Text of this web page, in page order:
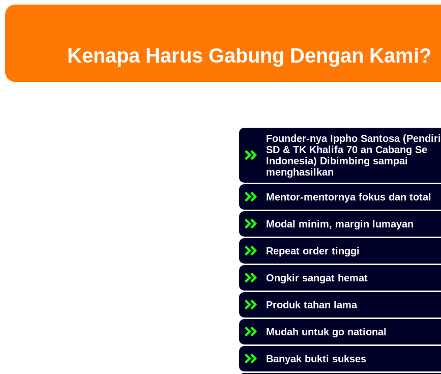
Kenapa Harus Gabung Dengan Kami?
Founder-nya Ippho Santosa (Pendiri
SD & TK Khalifa 70 an Cabang Se
Indonesia) Dibimbing sampai
menghasilkan
Mentor-mentornya fokus dan total
Modal minim, margin lumayan
Repeat order tinggi
Ongkir sangat hemat
Produk tahan lama
Mudah untuk go national
Banyak bukti sukses